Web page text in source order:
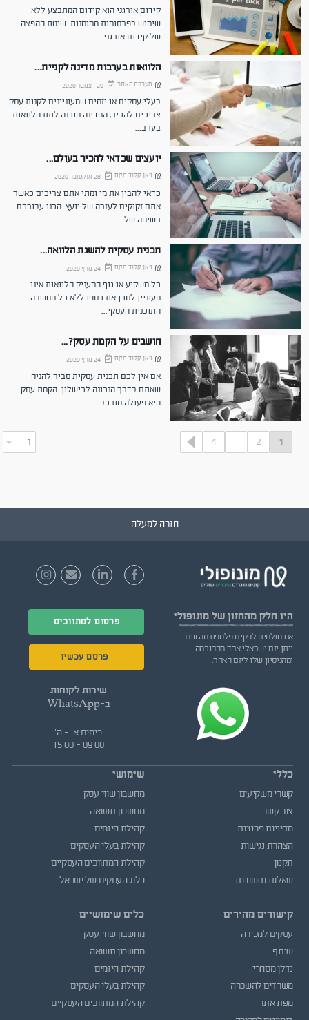
קידום אורגני הוא קידום המתבצע ללא
שימוש בפרסומות ממומנות. שיטת ההפצה
של קידום אורגני...
הלוואות בערבות מדינה לקניית...
מערכת האתר 20 דצמבר 2020
בעלי עסקים או יזמים שמעוניינים לקנות עסק
צריכים להכיר, המדינה מוכנה לתת הלוואות
בערב...
יועצים שכדאי להכיר בעולם...
ז'אן קלוד מקס 28 אוקטובר 2020
כדאי להבין את מי ומתי אתם צריכים כאשר
אתם זקוקים לעזרה של יועץ. הכנו עבורכם
רשימה של...
תכנית עסקית להשגת הלוואה...
ז'אן קלוד מקס 24 מרץ 2020
כל משקיע או גוף המעניק הלוואות אינו
מעוניין לסכן את כספו ללא כל מחשבה.
התוכנית העסקי...
חושבים על הקמת עסק?...
ז'אן קלוד מקס 24 מרץ 2020
אם אין לכם תכנית עסקית סביר להניח
שאתם בדרך הנכונה לכישלון. הקמת עסק
היא פעולה מורכב...
1
2
...
4
חזרה למעלה
היו חלק מהחזון של מונופולי
אנו חולמים להקים פלטפורמה שבה
ייתן יזם ישראלי אחד מהחוכמה
ומהניסיון שלו ליזם האחר.
פרסום למתווכים
פרסם עכשיו
שירות לקוחות
ב-WhatsApp
בימים א' - ה'
09:00 - 15:00
כללי
קשרי משקיעים
צור קשר
מדיניות פרטיות
הצהרת נגישות
תקנון
שאלות ותשובות
קישורים מהירים
עסקים למכירה
שותף
נדלן מסחרי
משרדים להשכרה
מפת אתר
שימושי
מחשבון שווי עסק
מחשבון תשואה
קהילת היזמים
קהילת בעלי העסקים
קהילת המתווכים העסקיים
בלוג העסקים של ישראל
כלים שימושיים
מחשבון שווי עסק
מחשבון תשואה
קהילת היזמים
קהילת בעלי העסקים
קהילת המתווכים העסקיים